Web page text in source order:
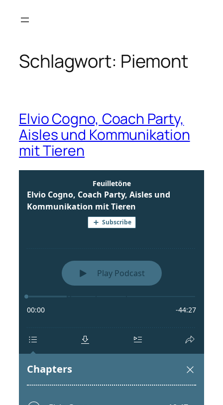
Inhalt
Schlagwort: Piemont
Elvio Cogno, Coach Party,
Aisles und Kommunikation
mit Tieren